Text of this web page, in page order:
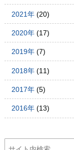
2021年(20)
2020年(17)
2019年(7)
2018年(11)
2017年(5)
2016年(13)